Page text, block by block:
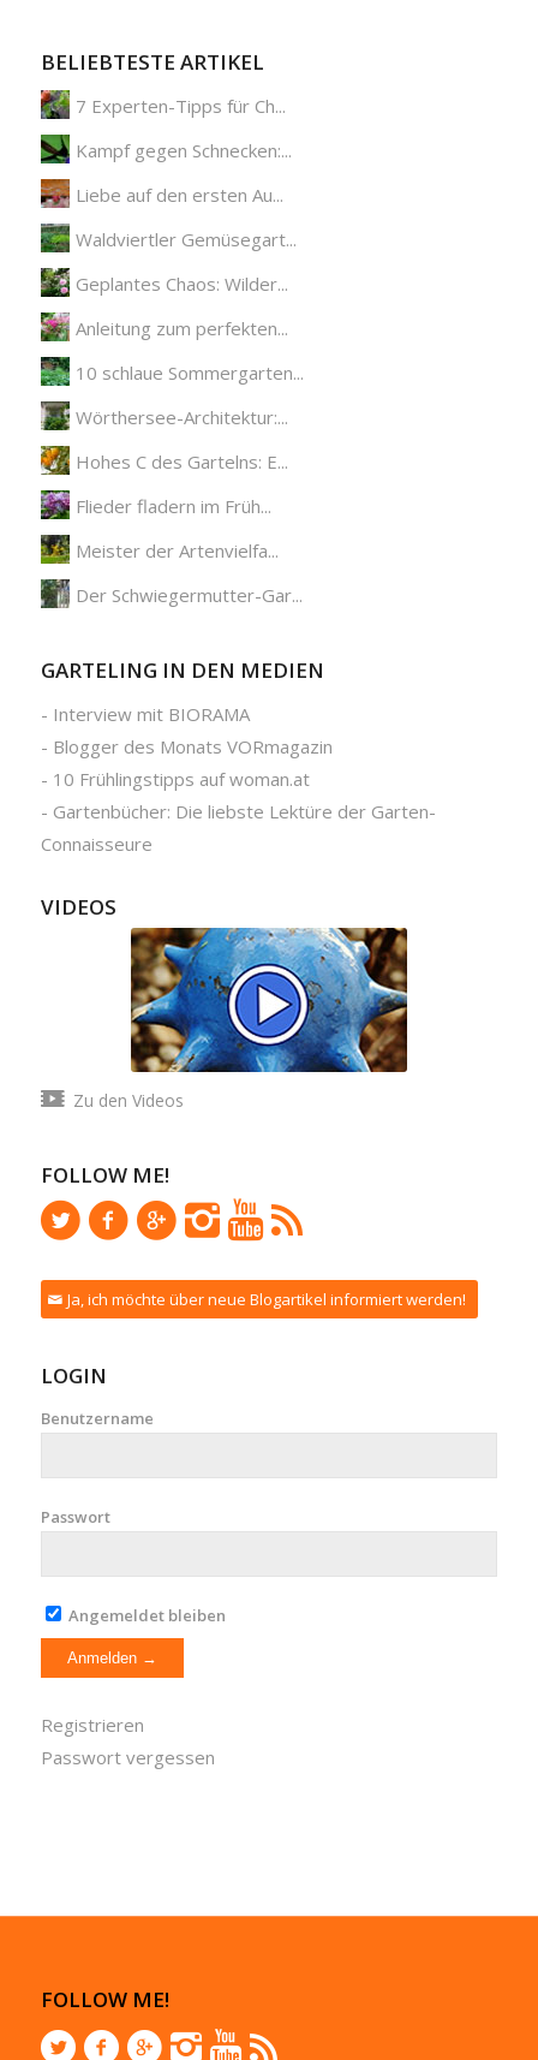
BELIEBTESTE ARTIKEL
7 Experten-Tipps für Ch...
Kampf gegen Schnecken:...
Liebe auf den ersten Au...
Waldviertler Gemüsegart...
Geplantes Chaos: Wilder...
Anleitung zum perfekten...
10 schlaue Sommergarten...
Wörthersee-Architektur:...
Hohes C des Gartelns: E...
Flieder fladern im Früh...
Meister der Artenvielfa...
Der Schwiegermutter-Gar...
GARTELING IN DEN MEDIEN
- Interview mit BIORAMA
- Blogger des Monats VORmagazin
- 10 Frühlingstipps auf woman.at
- Gartenbücher: Die liebste Lektüre der Garten-
Connaisseure
VIDEOS
Zu den Videos
FOLLOW ME!
Ja, ich möchte über neue Blogartikel informiert werden!
LOGIN
Benutzername
Passwort
Angemeldet bleiben
Registrieren
Passwort vergessen
FOLLOW ME!